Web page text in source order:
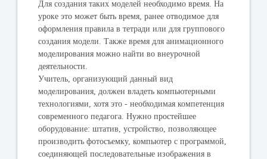
Для создания таких моделей необходимо время. На
уроке это может быть время, ранее отводимое для
оформления правила в тетради или для группового
создания модели. Также время для анимационного
моделирования можно найти во внеурочной
деятельности.
Учитель, организующий данный вид
моделирования, должен владеть компьютерными
технологиями, хотя это - необходимая компетенция
современного педагога. Нужно простейшее
оборудование: штатив, устройство, позволяющее
производить фотосъемку, компьютер с программой,
соединяющей последовательные изображения в